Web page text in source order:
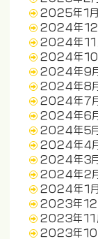
2025年1月
2024年12
2024年11
2024年10
2024年9
2024年8
2024年7
2024年6
2024年5月
2024年4
2024年3月
2024年2
2024年1月
2023年12
2023年11
2023年10